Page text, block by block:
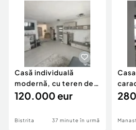
Casă individuală
modernă, cu teren de
1.356 mp – la doa
120.000 eur
Bistrita 37 minute în urmă
280k